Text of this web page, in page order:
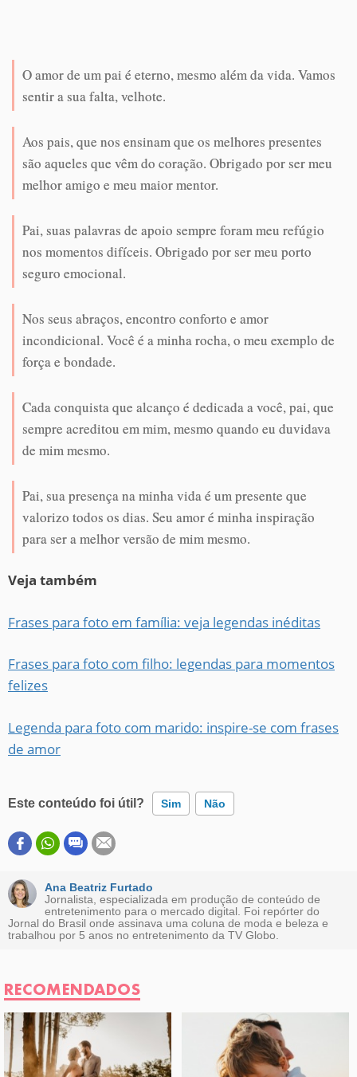
O amor de um pai é eterno, mesmo além da vida. Vamos
sentir a sua falta, velhote.
Aos pais, que nos ensinam que os melhores presentes
são aqueles que vêm do coração. Obrigado por ser meu
melhor amigo e meu maior mentor.
Pai, suas palavras de apoio sempre foram meu refúgio
nos momentos difíceis. Obrigado por ser meu porto
seguro emocional.
Nos seus abraços, encontro conforto e amor
incondicional. Você é a minha rocha, o meu exemplo de
força e bondade.
Cada conquista que alcanço é dedicada a você, pai, que
sempre acreditou em mim, mesmo quando eu duvidava
de mim mesmo.
Pai, sua presença na minha vida é um presente que
valorizo todos os dias. Seu amor é minha inspiração
para ser a melhor versão de mim mesmo.
Veja também
Frases para foto em família: veja legendas inéditas
Frases para foto com filho: legendas para momentos
felizes
Legenda para foto com marido: inspire-se com frases
de amor
Este conteúdo foi útil? Sim Não
Este conteúdo contém informação incorreta
Este conteúdo não tem a informação que procuro
Outro
Ana Beatriz Furtado
Jornalista, especializada em produção de conteúdo de
entretenimento para o mercado digital. Foi repórter do
Jornal do Brasil onde assinava uma coluna de moda e beleza e
trabalhou por 5 anos no entretenimento da TV Globo.
RECOMENDADOS